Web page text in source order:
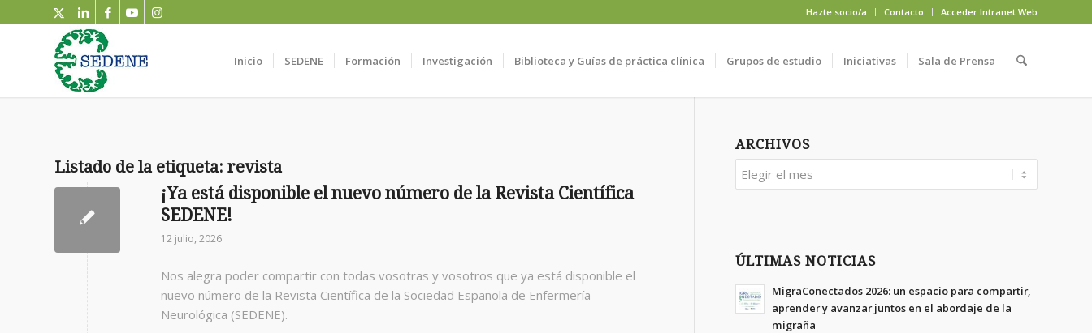
Hazte socio/a Contacto Acceder Intranet Web
Inicio SEDENE Formación Investigación Biblioteca y Guías de práctica clínica Grupos de estudio Iniciativas Sala de Prensa
Listado de la etiqueta: revista
¡Ya está disponible el nuevo número de la Revista Científica
SEDENE!
12 julio, 2026
Nos alegra poder compartir con todas vosotras y vosotros que ya está disponible el
nuevo número de la Revista Científica de la Sociedad Española de Enfermería
Neurológica (SEDENE).
ARCHIVOS
ÚLTIMAS NOTICIAS
MigraConectados 2026: un espacio para compartir,
aprender y avanzar juntos en el abordaje de la
migraña